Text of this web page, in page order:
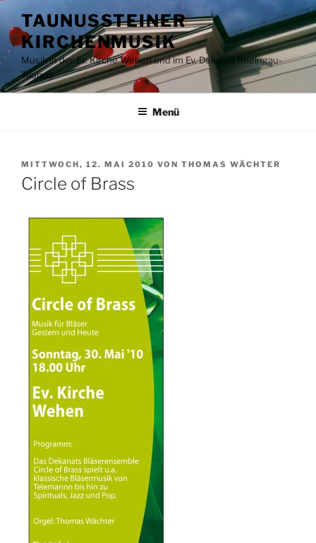
Inhalt
springen
TAUNUSSTEINER
KIRCHENMUSIK
Musik in der Ev. Kirche Wehen und im Ev. Dekanat Rheingau-
Taunus
Menü
VERÖFFENTLICHT
AM
MITTWOCH, 12. MAI 2010 VON THOMAS WÄCHTER
Circle of Brass